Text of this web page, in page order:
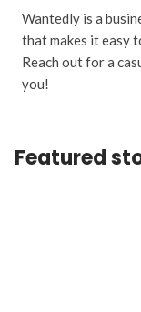
Wantedly is a
that makes it easy
Reach out for a
you!
Featured